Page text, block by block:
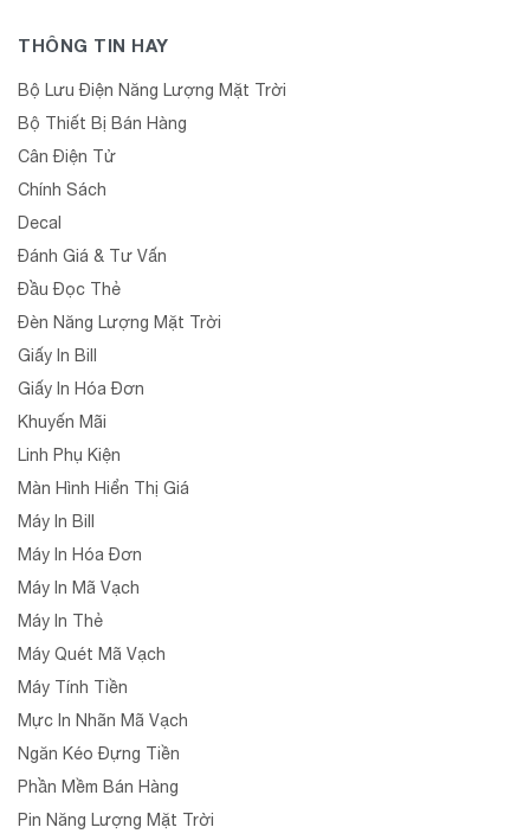
THÔNG TIN HAY
Bộ Lưu Điện Năng Lượng Mặt Trời
Bộ Thiết Bị Bán Hàng
Cân Điện Tử
Chính Sách
Decal
Đánh Giá & Tư Vấn
Đầu Đọc Thẻ
Đèn Năng Lượng Mặt Trời
Giấy In Bill
Giấy In Hóa Đơn
Khuyến Mãi
Linh Phụ Kiện
Màn Hình Hiển Thị Giá
Máy In Bill
Máy In Hóa Đơn
Máy In Mã Vạch
Máy In Thẻ
Máy Quét Mã Vạch
Máy Tính Tiền
Mực In Nhãn Mã Vạch
Ngăn Kéo Đựng Tiền
Phần Mềm Bán Hàng
Pin Năng Lượng Mặt Trời